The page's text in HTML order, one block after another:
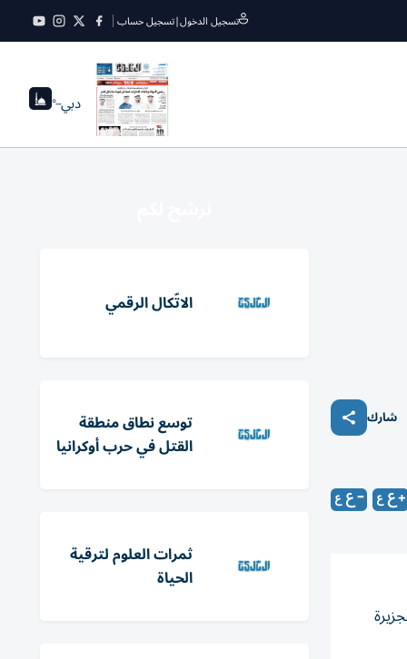
تسجيل الدخول|تسجيل حساب
دبي--°
شارك
الاتّكال الرقمي
توسع نطاق منطقة
القتل في حرب أوكرانيا
ثمرات العلوم لترقية
الحياة